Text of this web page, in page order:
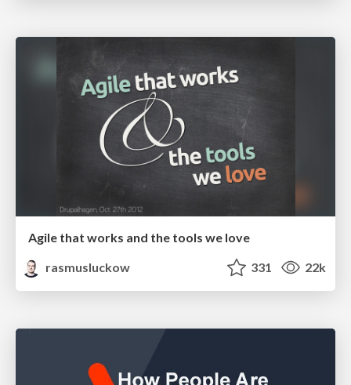
Agile that works and the tools we love
rasmusluckow
331 22k